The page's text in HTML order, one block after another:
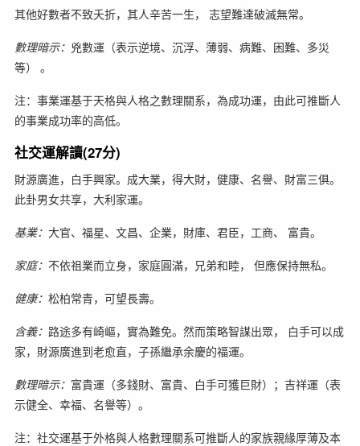
其他好數者不致夭折，其人辛苦一生， 志望難達破滅無常。
數理暗示： 兇數運（表示逆境、沉浮、薄弱、病難、困難、多災
等） 。
注：事業運基于天格與人格之數理關系，為成功運，由此可推斷人
的事業成功率的高低。
社交運解讀(27分)
財源廣進，白手興家。成大業，得大財，健康、名譽、財富三俱。
此卦男女共享，大利家運。
基業： 大官、福星、文昌、企業，財庫、君臣，工商、 富貴。
家庭： 不依祖業而立身，家庭圓滿，兄弟和睦， 但應保持無私。
健康： 松柏常青，可望長壽。
含義： 路途多有崎嶇，實為難免。然而策略智謀出眾， 白手可以成
家，財源廣進到老愈直，子孫繼承余慶的福運。
數理暗示： 富貴運（多錢財、富貴、白手可獲巨財）；吉祥運（表
示健全、幸福、名譽等）。
注：社交運基于外格與人格數理關系可推斷人的家族親緣厚薄及本